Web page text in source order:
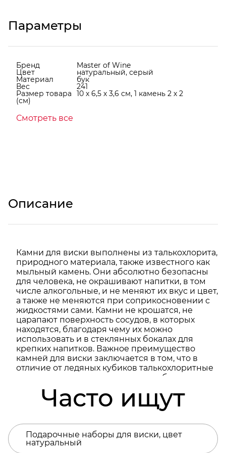
Параметры
Бренд Master of Wine
Цвет натуральный, серый
Материал бук
Вес 241
Размер товара
(см)
10 х 6,5 х 3,6 см, 1 камень 2 х 2
Смотреть все
Описание
Камни для виски выполнены из талькохлорита,
природного материала, также известного как
мыльный камень. Они абсолютно безопасны
для человека, не окрашивают напитки, в том
числе алкогольные, и не меняют их вкус и цвет,
а также не меняются при соприкосновении с
жидкостями сами. Камни не крошатся, не
царапают поверхность сосудов, в которых
находятся, благодаря чему их можно
использовать и в стеклянных бокалах для
крепких напитков. Важное преимущество
камней для виски заключается в том, что в
отличие от ледяных кубиков талькохлоритные
не тают в напитке, а значит, не разбавляют
алкоголь, лишь непосредственно охлаждая его.
Перед использованием кубики нужно
положить в морозильную камеру на несколько
Готово! Подарочная коробка из бука не только
позволит преподнести набор должным
образом, но и поможет обладателю в
Часто ищут
Подарочные наборы для виски, цвет
натуральный